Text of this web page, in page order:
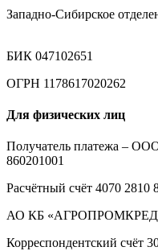
Западно-Сибирское
БИК 047102651
ОГРН 1178617020262
Для физических лиц
Получатель платежа –
860201001
Расчётный счёт 4070 2810
АО КБ
Корреспондентский счёт